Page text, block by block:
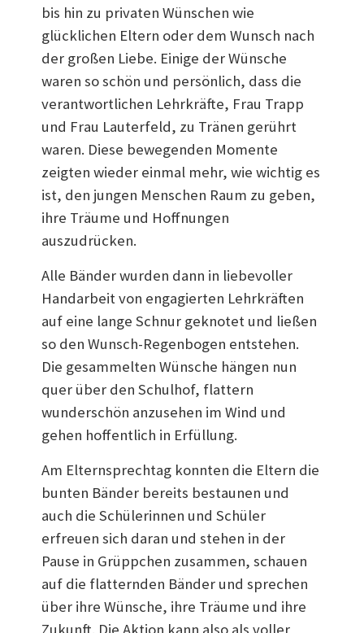
bis hin zu privaten Wünschen wie
glücklichen Eltern oder dem Wunsch nach
der großen Liebe. Einige der Wünsche
waren so schön und persönlich, dass die
verantwortlichen Lehrkräfte, Frau Trapp
und Frau Lauterfeld, zu Tränen gerührt
waren. Diese bewegenden Momente
zeigten wieder einmal mehr, wie wichtig es
ist, den jungen Menschen Raum zu geben,
ihre Träume und Hoffnungen
auszudrücken.
Alle Bänder wurden dann in liebevoller
Handarbeit von engagierten Lehrkräften
auf eine lange Schnur geknotet und ließen
so den Wunsch-Regenbogen entstehen.
Die gesammelten Wünsche hängen nun
quer über den Schulhof, flattern
wunderschön anzusehen im Wind und
gehen hoffentlich in Erfüllung.
Am Elternsprechtag konnten die Eltern die
bunten Bänder bereits bestaunen und
auch die Schülerinnen und Schüler
erfreuen sich daran und stehen in der
Pause in Grüppchen zusammen, schauen
auf die flatternden Bänder und sprechen
über ihre Wünsche, ihre Träume und ihre
Zukunft. Die Aktion kann also als voller